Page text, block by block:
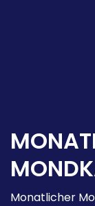
Monatlicher